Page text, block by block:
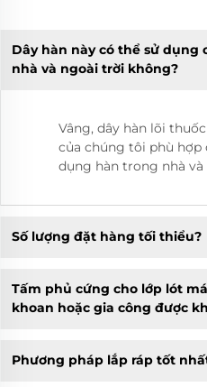
Dây hàn này có thể sử dụng
nhà và ngoài trời không?
Vâng, dây hàn lõi
của chúng tôi phù hợp
dụng hàn trong nhà
Số lượng đặt hàng tối thiểu?
Tấm phủ cứng cho lớp lót
khoan hoặc gia công được
Phương pháp lắp ráp tốt